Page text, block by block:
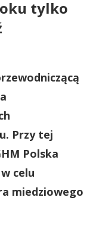
tylko
Przy tej
Polska
celu
miedziowego